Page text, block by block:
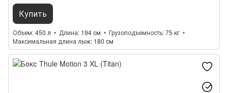
Купить
Объем 450 л Длина 194 см Грузоподъемность 75 кг
Максимальная длина лыж 180 см